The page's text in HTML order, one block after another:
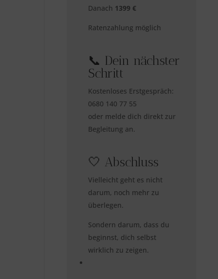
Danach 1399 €
Ratenzahlung möglich
📞 Dein nächster
Schritt
Kostenloses Erstgespräch:
0680 140 77 55
oder melde dich direkt zur
Begleitung an.
🤍 Abschluss
Vielleicht geht es nicht
darum, noch mehr zu
überlegen.
Sondern darum, dass du
beginnst, dich selbst
wirklich zu zeigen.